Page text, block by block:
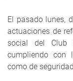
El pasado lunes,
actuaciones de
social del Club
cumpliendo con
como de